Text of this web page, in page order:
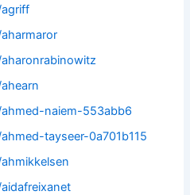
naiem-553abb6
tayseer-0a701b115